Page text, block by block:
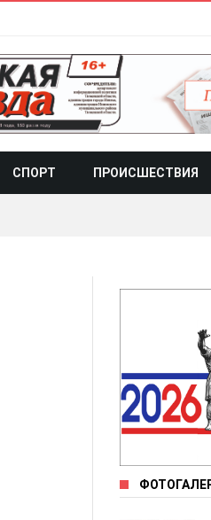
СПОРТ ПРОИСШЕСТВИЯ